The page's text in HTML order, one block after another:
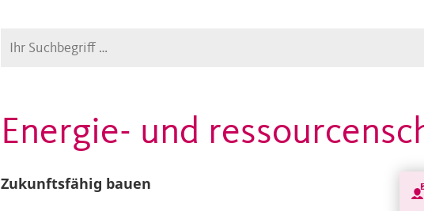
Suche
Energie- und
Zukunftsfähig bauen